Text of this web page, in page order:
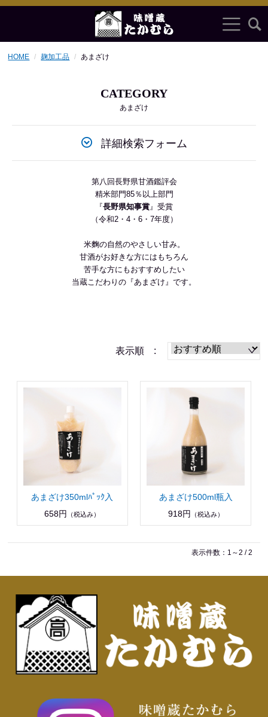
HOME 麹加工品 あまざけ
CATEGORY
あまざけ
詳細検索フォーム
第八回長野県甘酒鑑評会
精米部門85％以上部門
『長野県知事賞』受賞
（令和2・4・6・7年度）
米麴の自然のやさしい甘み。
甘酒がお好きな方にはもちろん
苦手な方にも おすすめしたい
当蔵こだわりの『あまざけ』です。
表示順 :
あまざけ350mlﾊﾟｯｸ入
658円
（税込み）
あまざけ500ml瓶入
918円
（税込み）
表示件数：1～2 / 2